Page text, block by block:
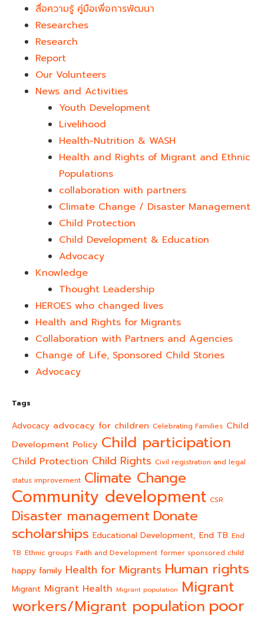
สื่อความรู้ คู่มือเพื่อการพัฒนา
Researches
Research
Report
Our Volunteers
News and Activities
Youth Development​
Livelihood
Health-Nutrition & WASH
Health and Rights of Migrant and Ethnic
Populations
collaboration with partners
Climate Change / Disaster Management
Child Protection
Child Development & Education
Advocacy
Knowledge
Thought Leadership
HEROES who changed lives​
Health and Rights for Migrants
Collaboration with Partners and Agencies
Change of Life, Sponsored Child Stories
Advocacy
Tags
Advocacy advocacy for children Celebrating Families Child
Development Policy Child participation
Child Protection Child Rights Civil registration and legal
status improvement Climate Change
Community development CSR
Disaster management Donate
scholarships Educational Development, End TB End
TB Ethnic groups Faith and Development former sponsored child
happy family Health for Migrants Human rights
Migrant Migrant Health Migrant population Migrant
workers/Migrant population poor